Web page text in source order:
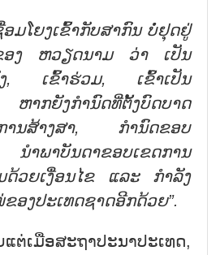
ອມໂຍງເຂົ້າກັບສາກົນ ບໍ່ຢຸດຢູ່
ຂອງ ຫວຽດນາມ ວ່າ ເປັນ
ງ, ເຂົ້າຮ່ວມ, ເຂົ້າເປັນ
ຫາກຍັງກຳນົດທີ່ຕັ້ງບົດບາດ
ານສ້າງສາ, ກຳນົດຂອບ
ຳພາບັນດາຂອບເຂດການ
ດ້ວຍເງື່ອນໄຂ ແລະ ກຳລັງ
ອງປະເທດຊາດອີກດ້ວຍ”.
ຕ່ເມື່ອສະຖາປະນາປະເທດ,